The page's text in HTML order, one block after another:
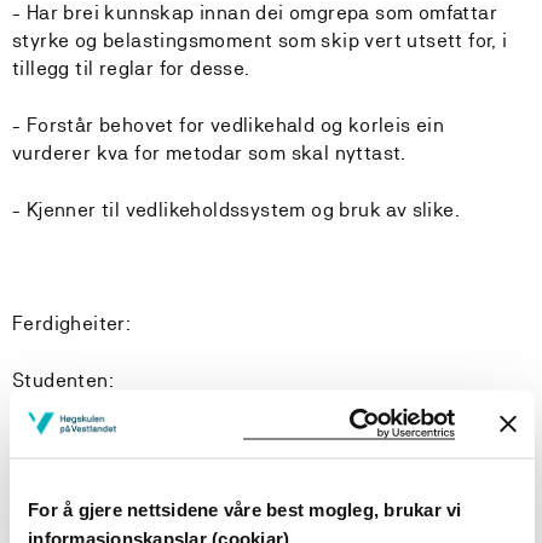
For å gjere nettsidene våre best mogleg, brukar vi
informasjonskapslar (cookiar)
- Har brei kunnskap innan dei omgrepa som omfattar
styrke og belastingsmoment som skip vert utsett for, i
tillegg til reglar for desse.
- Forstår behovet for vedlikehald og korleis ein
vurderer kva for metodar som skal nyttast.
- Kjenner til vedlikeholdssystem og bruk av slike.
Ferdigheiter:
Studenten:
- Kan demonstrere kva som påverkar hydrostatikk og
- Kan nytta terminologi og gjøre berekningar innan